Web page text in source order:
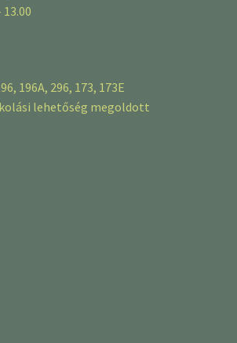
196A, 296, 173, 173E
lehetőség megoldott